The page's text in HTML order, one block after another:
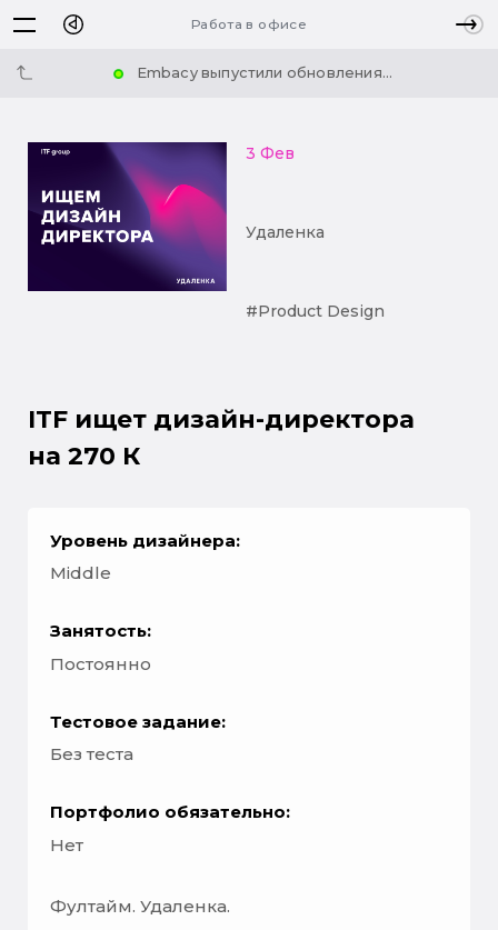
Работа в офисе
Embacy выпустили обновления...
3 Фев
Удаленка
#Product Design
ITF ищет дизайн-директора
на 270 К
Уровень дизайнера:
Middle
Занятость:
Постоянно
Тестовое задание:
Без теста
Портфолио обязательно:
Нет
Фултайм. Удаленка.